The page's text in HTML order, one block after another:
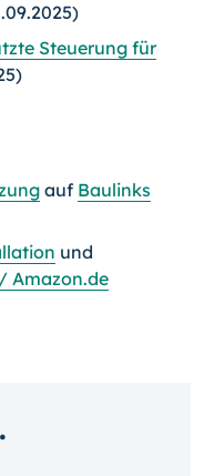
Steuerung für
auf Baulinks
und
Amazon.de